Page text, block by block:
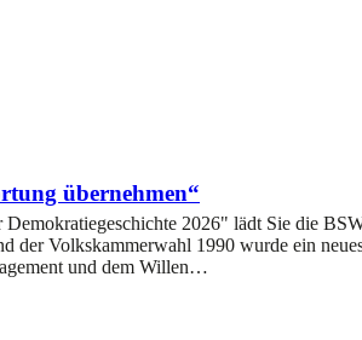
übernehmen“
2026" lädt Sie die
Volkskammerwahl 1990 wurde ein
und dem Willen…